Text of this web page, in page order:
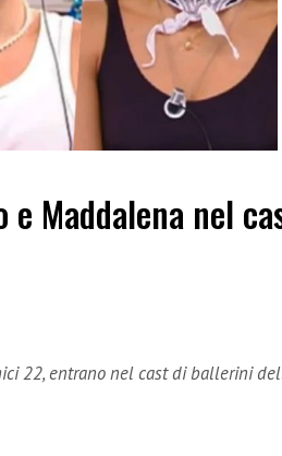
e Maddalena nel
22, entrano nel cast di ballerini